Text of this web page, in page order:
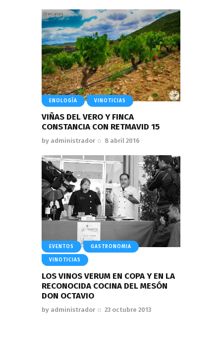
ENOLOGÍA VINOTICIAS
VIÑAS DEL VERO Y FINCA
CONSTANCIA CON RETMAVID 15
by administrador 8 abril 2016
EVENTOS GASTRONOMIA
VINOTICIAS
LOS VINOS VERUM EN COPA Y EN LA
RECONOCIDA COCINA DEL MESÓN
DON OCTAVIO
by administrador 23 octubre 2013